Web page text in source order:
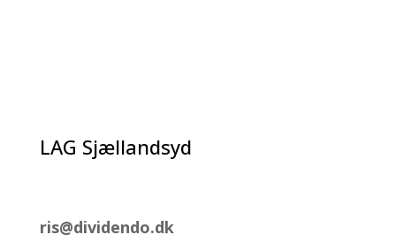
LAG Sjællandsyd
ris@dividendo.dk